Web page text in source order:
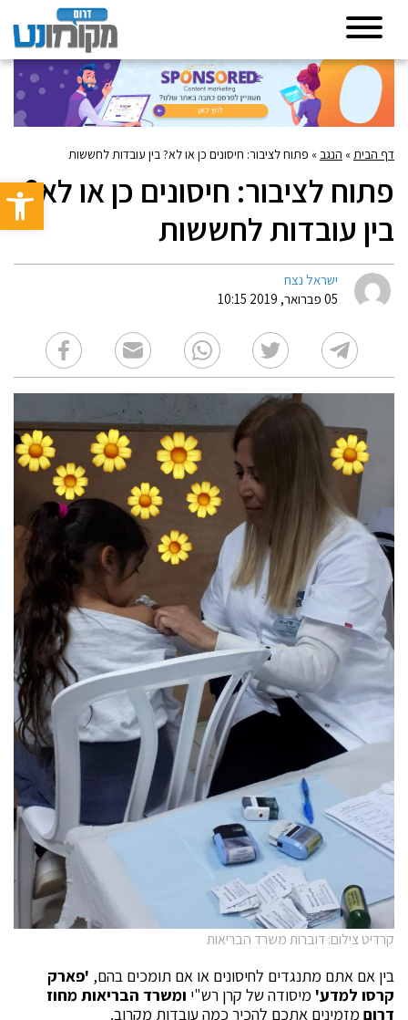
פתח
דף הבית» הנגב» פתוח לציבור: חיסונים כן או לא? בין עובדות לחששות
פתוח לציבור: חיסונים כן או לא?
בין עובדות לחששות
ישראל נצח
05 פברואר, 2019 10:15
קרדיט צילום: דוברות משרד הבריאות
בין אם אתם מתנגדים לחיסונים או אם תומכים בהם, 'פארק
קרסו למדע'מיסודה של קרן רש"י ומשרד הבריאות מחוז
דרוםמזמינים אתכם להכיר כמה עובדות מקרוב.